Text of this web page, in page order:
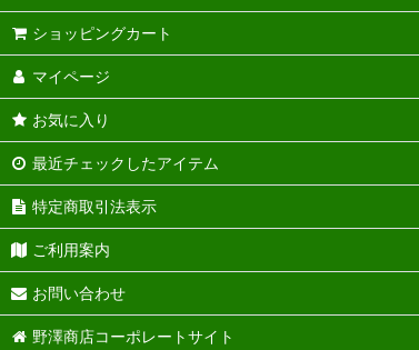
ショッピングカート
マイページ
お気に入り
最近チェックしたアイテム
特定商取引法表示
ご利用案内
お問い合わせ
野澤商店コーポレートサイト